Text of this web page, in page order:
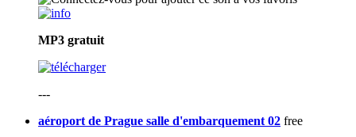
MP3 gratuit
---
aéroport de Prague salle d'embarquement 02 free